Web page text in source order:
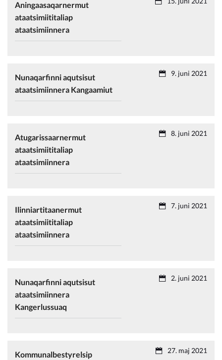
Aningaasaqarnermut
ataatsimiititaliap
ataatsimiinnera
Nunaqarfinni aqutsisut
ataatsimiinnera Kangaamiut
9. juni 2021
Atugarissaarnermut
ataatsimiititaliap
ataatsimiinnera
8. juni 2021
Ilinniartitaanermut
ataatsimiititaliap
ataatsimiinnera
7. juni 2021
Nunaqarfinni aqutsisut
ataatsimiinnera
Kangerlussuaq
2. juni 2021
Kommunalbestyrelsip
27. maj 2021